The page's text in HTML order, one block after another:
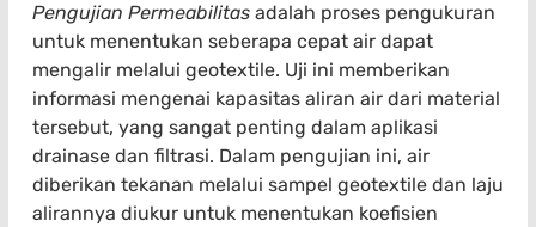
Pengujian Permeabilitas adalah proses pengukuran
untuk menentukan seberapa cepat air dapat
mengalir melalui geotextile. Uji ini memberikan
informasi mengenai kapasitas aliran air dari material
tersebut, yang sangat penting dalam aplikasi
drainase dan filtrasi. Dalam pengujian ini, air
diberikan tekanan melalui sampel geotextile dan laju
alirannya diukur untuk menentukan koefisien